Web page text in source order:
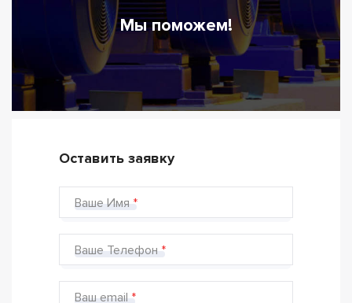
Мы поможем!
Оставить заявку
Ваше Имя
Ваше Телефон
Ваш email